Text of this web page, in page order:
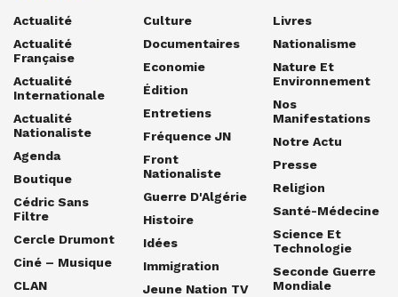
Actualité
Actualité
Française
Actualité
Internationale
Actualité
Nationaliste
Agenda
Boutique
Cédric Sans
Filtre
Cercle Drumont
Ciné – Musique
CLAN
Culture
Documentaires
Economie
Édition
Entretiens
Fréquence JN
Front
Nationaliste
Guerre D'Algérie
Histoire
Idées
Immigration
Jeune Nation TV
Livres
Nationalisme
Nature Et
Environnement
Nos
Manifestations
Notre Actu
Presse
Religion
Santé-Médecine
Science Et
Technologie
Seconde Guerre
Mondiale